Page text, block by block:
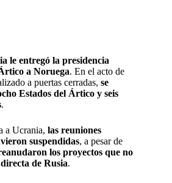
le entregó la presidencia
a Noruega. En el acto de
a puertas cerradas, se
Estados del Ártico y seis
.
a Ucrania, las reuniones
suspendidas, a pesar de
los proyectos que no
de Rusia.